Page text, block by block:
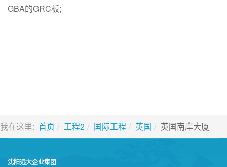
GBA的GRC板;
我在这里: 首页 工程2 国际工程 英国 英国南岸大厦
沈阳远大企业集团